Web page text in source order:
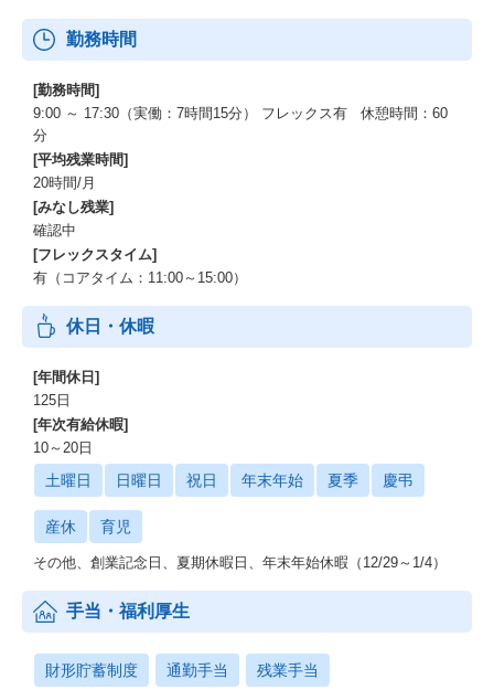
勤務時間
[勤務時間]
9:00 ～ 17:30（実働：7時間15分） フレックス有 休憩時間：60
分
[平均残業時間]
20時間/月
[みなし残業]
確認中
[フレックスタイム]
有（コアタイム：11:00～15:00）
休日・休暇
[年間休日]
125日
[年次有給休暇]
10～20日
土曜日 日曜日 祝日 年末年始 夏季 慶弔
産休 育児
その他、創業記念日、夏期休暇日、年末年始休暇（12/29～1/4）
手当・福利厚生
財形貯蓄制度 通勤手当 残業手当